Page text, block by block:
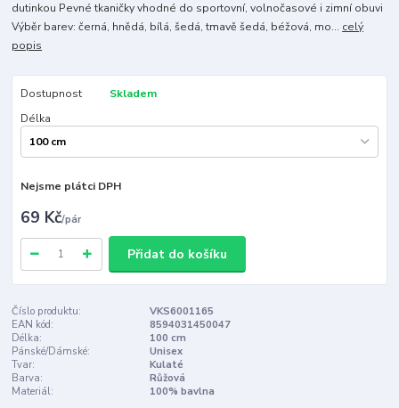
dutinkou Pevné tkaničky vhodné do sportovní, volnočasové i zimní obuvi
Výběr barev: černá, hnědá, bílá, šedá, tmavě šedá, béžová, mo... celý
popis
Dostupnost
Skladem
Délka
Nejsme plátci DPH
69 Kč/pár
Přidat do košíku
Číslo produktu:
VKS6001165
EAN kód:
8594031450047
Délka:
100 cm
Pánské/Dámské:
Unisex
Tvar:
Kulaté
Barva:
Růžová
Materiál:
100% bavlna